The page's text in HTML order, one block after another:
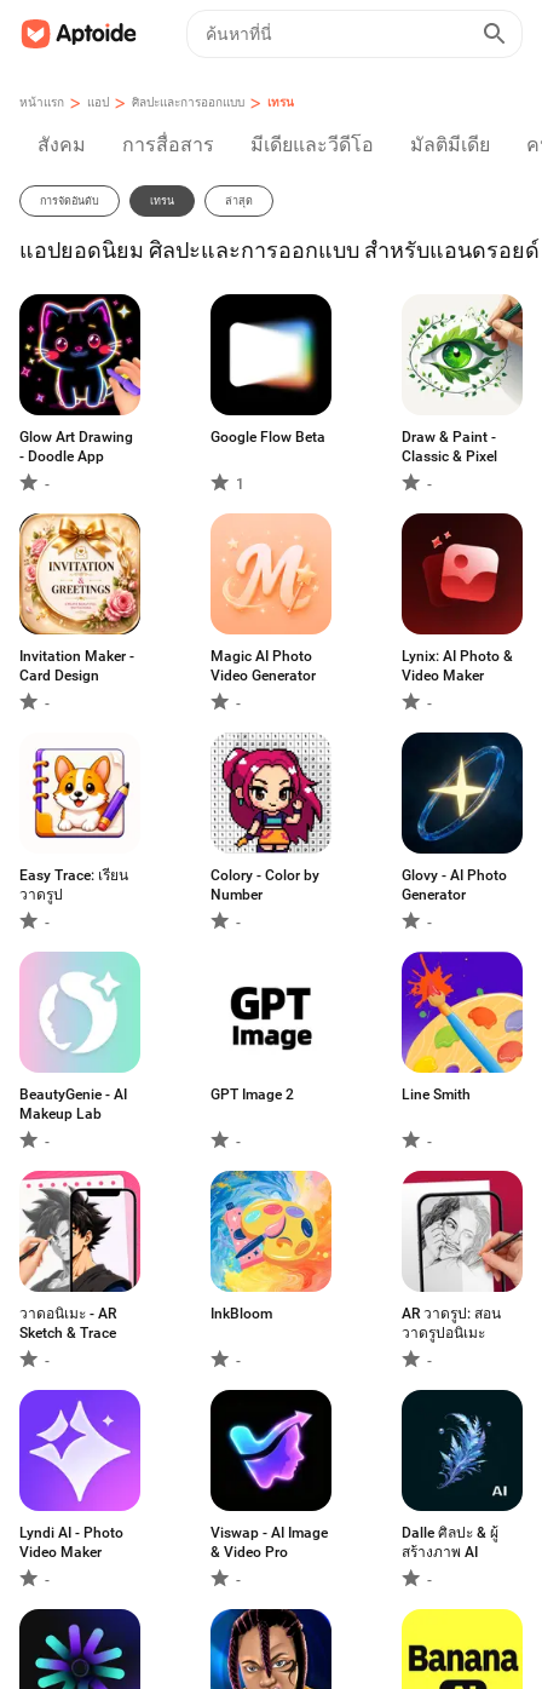
หน้าแรก > แอป > ศิลปะและการออกแบบ > เทรน
สังคม การสื่อสาร มีเดียและวีดีโอ มัลติมีเดีย
การจัดอันดับ เทรน ล่าสุด
แอปยอดนิยม ศิลปะและการออกแบบ สำหรับแอนดรอยด์
Glow Art Drawing
- Doodle App
-
Google Flow Beta
1
Draw & Paint -
Classic & Pixel
-
Invitation Maker -
Card Design
-
Magic AI Photo
Video Generator
-
Lynix: AI Photo &
Video Maker
-
Easy Trace: เรียน
วาดรูป
-
Colory - Color by
Number
-
Glovy - AI Photo
Generator
-
BeautyGenie - AI
Makeup Lab
-
GPT Image 2
-
Line Smith
-
วาดอนิเมะ - AR
Sketch & Trace
-
InkBloom
-
AR วาดรูป: สอน
วาดรูปอนิเมะ
-
Lyndi AI - Photo
Video Maker
-
Viswap - AI Image
& Video Pro
-
Dalle ศิลปะ & ผู้
สร้างภาพ AI
-